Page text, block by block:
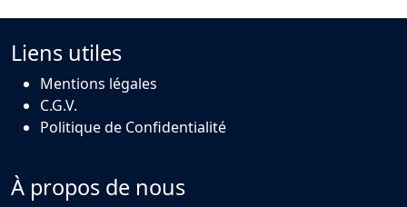
Liens utiles
Mentions légales
C.G.V.
Politique de Confidentialité
À propos de nous